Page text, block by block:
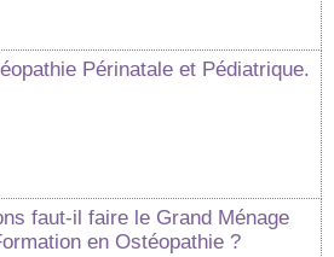
Périnatale et Pédiatrique.
faut-il faire le Grand Ménage
en Ostéopathie ?